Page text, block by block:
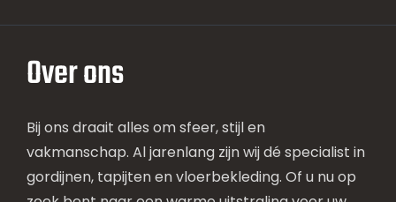
Over ons
Bij ons draait alles om sfeer, stijl en
vakmanschap. Al jarenlang zijn wij dé specialist in
gordijnen, tapijten en vloerbekleding. Of u nu op